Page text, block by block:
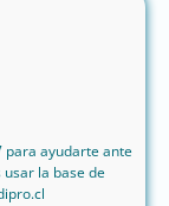
para ayudarte ante
la base de